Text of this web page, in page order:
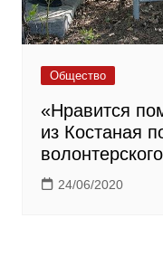
Общество
«Нравится
из Костаная
24/06/2020